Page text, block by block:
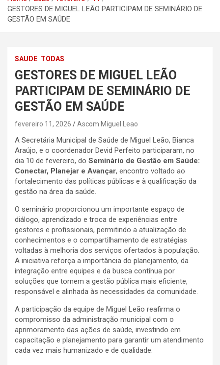
GESTORES DE MIGUEL LEÃO PARTICIPAM DE SEMINÁRIO DE
GESTÃO EM SAÚDE
SAUDE TODAS
GESTORES DE MIGUEL LEÃO
PARTICIPAM DE SEMINÁRIO DE
GESTÃO EM SAÚDE
fevereiro 11, 2026 Ascom Miguel Leao
A Secretária Municipal de Saúde de Miguel Leão, Bianca
Araújo, e o coordenador Devid Perfeito participaram, no
dia 10 de fevereiro, do Seminário de Gestão em Saúde:
Conectar, Planejar e Avançar, encontro voltado ao
fortalecimento das políticas públicas e à qualificação da
gestão na área da saúde.
O seminário proporcionou um importante espaço de
diálogo, aprendizado e troca de experiências entre
gestores e profissionais, permitindo a atualização de
conhecimentos e o compartilhamento de estratégias
voltadas à melhoria dos serviços ofertados à população.
A iniciativa reforça a importância do planejamento, da
integração entre equipes e da busca contínua por
soluções que tornem a gestão pública mais eficiente,
responsável e alinhada às necessidades da comunidade.
A participação da equipe de Miguel Leão reafirma o
compromisso da administração municipal com o
aprimoramento das ações de saúde, investindo em
capacitação e planejamento para garantir um atendimento
cada vez mais humanizado e de qualidade.